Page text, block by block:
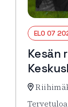
ELO 07
Kesän